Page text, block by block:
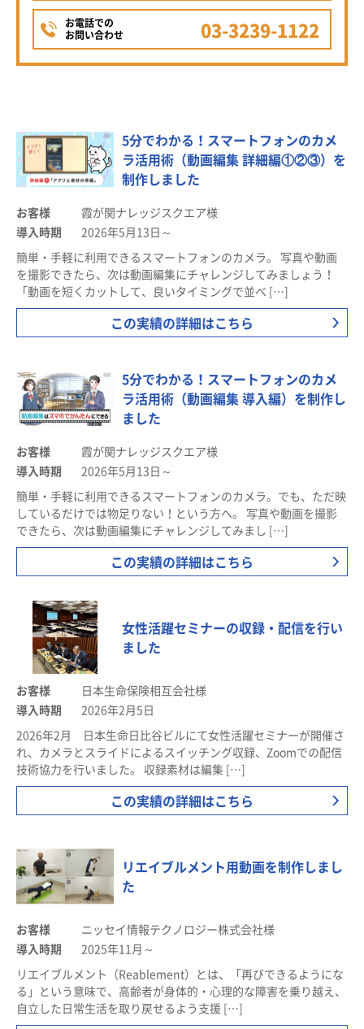
お電話での
お問い合わせ
03-3239-1122
5分でわかる！スマートフォンのカメ
ラ活用術（動画編集 詳細編①②③）を
制作しました
お客様
霞が関ナレッジスクエア様
導入時期
2026年5月13日～
簡単・手軽に利用できるスマートフォンのカメラ。 写真や動画
を撮影できたら、次は動画編集にチャレンジしてみましょう！
「動画を短くカットして、良いタイミングで並べ […]
この実績の詳細はこちら
5分でわかる！スマートフォンのカメ
ラ活用術（動画編集 導入編）を制作し
ました
お客様
霞が関ナレッジスクエア様
導入時期
2026年5月13日～
簡単・手軽に利用できるスマートフォンのカメラ。でも、ただ映
しているだけでは物足りない！という方へ。 写真や動画を撮影
できたら、次は動画編集にチャレンジしてみまし […]
この実績の詳細はこちら
女性活躍セミナーの収録・配信を行い
ました
お客様
日本生命保険相互会社様
導入時期
2026年2月5日
2026年2月 日本生命日比谷ビルにて女性活躍セミナーが開催さ
れ、カメラとスライドによるスイッチング収録、Zoomでの配信
技術協力を行いました。 収録素材は編集 […]
この実績の詳細はこちら
リエイブルメント用動画を制作しまし
た
お客様
ニッセイ情報テクノロジー株式会社様
導入時期
2025年11月～
リエイブルメント（Reablement）とは、「再びできるようにな
る」という意味で、高齢者が身体的・心理的な障害を乗り越え、
自立した日常生活を取り戻せるよう支援 […]